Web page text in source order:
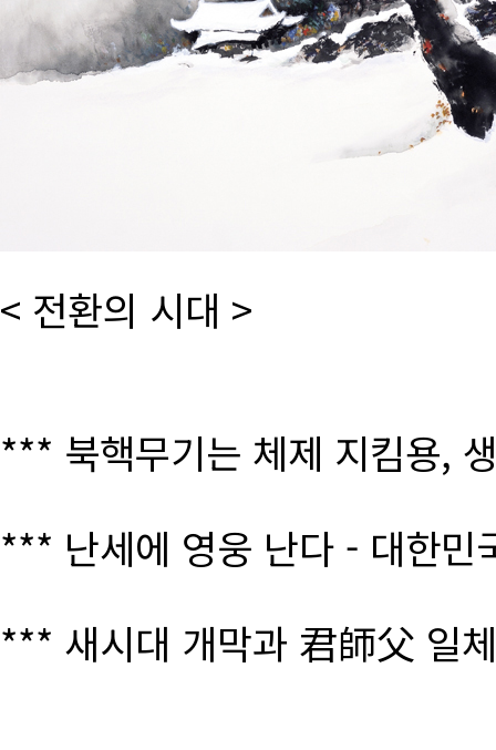
< 전환의 시대 >
*** 북핵무기는 체제 지킴용,
*** 난세에 영웅 난다 - 대한
*** 새시대 개막과 君師父 일